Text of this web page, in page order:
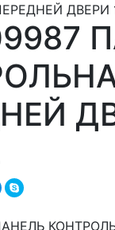
ДВЕРИ